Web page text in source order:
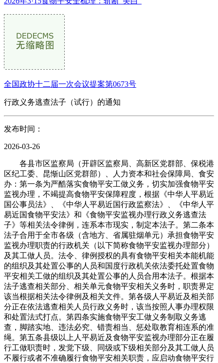
全国政协十二届一次会议提案第0673号
行政义务逃查法子（试行）的通知
发布时间：
2026-03-26
各县市区监察局（开辟区监察局、高新区党群部、保税港
区纪工委、昆惭山区党群部）、人力资本和社会保障局、食安
办：第一条为严酷落实食物平安工做义务，切实加强食物平安
监视办理，不竭提高食物平安保障程度，根据《中华人平易近
国公事员法》、《中华人平易近国行政监察法》、《中华人平
易近国食物平安法》和《食物平安监视办理行政义务逃查法
子》等相关法令律例，连系本市现实，制定本法子。第二条本
法子合用于全市各级（含地方、省属驻烟单元）承担食物平安
监视办理职责的行政机关（以下简称食物平安监视办理部分）
及其工做人员。法令、律例授权的具有食物平安相关本能机能
的组织及其处置公事的人员和国度行政机关依法委托处置食物
平安相关工做的组织及其处置公事的人员合用本法子。根据本
法子逃查相关部分、相关单元食物平安相关义务时，职责界定
该当根据相关法令律例及相关文件。第各级人平易近及相关部
分正在依法逃查相关人员行政义务时，该当按照人事办理权限
和处置法式打点。第四条实施食物平安工做义务制取义务逃
查，脚踏实地、违法必究、错责相当、惩处取教育相连系的准
绳。第五条县级以上人平易近及食物平安监视办理部分正在履
行工做职责时，发觉下级、同级或下级相关部分及其工做人员
不履行或者不准确履行食物平安相关职责，应启动食物平安行